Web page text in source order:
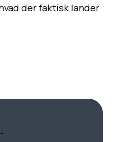
der faktisk lander